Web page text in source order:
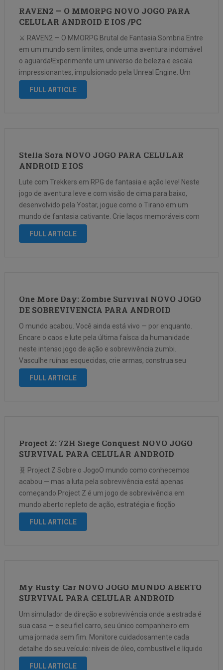
RAVEN2 — O MMORPG NOVO JOGO PARA
CELULAR ANDROID E IOS /PC
⚔️ RAVEN2 — O MMORPG Brutal de Fantasia Sombria Entre
em um mundo sem limites, onde uma aventura indomável
o aguarda!Experimente um universo de beleza e escala
impressionantes, impulsionado pela Unreal Engine. Um
conto brutal, onde escuridão e beleza coexistem…
FULL ARTICLE
Stella Sora NOVO JOGO PARA CELULAR
ANDROID E IOS
Lute com Trekkers em RPG de fantasia e ação leve! Neste
jogo de aventura leve e com visão de cima para baixo,
desenvolvido pela Yostar, jogue como o Tirano em um
mundo de fantasia cativante. Crie laços memoráveis ​​com
garotas encantadoras conhecidas como Trekkers, reúna
FULL ARTICLE
One More Day: Zombie Survival NOVO JOGO
DE SOBREVIVENCIA PARA ANDROID
O mundo acabou. Você ainda está vivo — por enquanto.
Encare o caos e lute pela última faísca da humanidade
neste intenso jogo de ação e sobrevivência zumbi.
Vasculhe ruínas esquecidas, crie armas, construa seu
abrigo e prepare-se para enfrentar hordas implacáveis de
FULL ARTICLE
Project Z: 72H Siege Conquest NOVO JOGO
SURVIVAL PARA CELULAR ANDROID
🧬 Project Z Sobre o JogoO mundo como conhecemos
acabou — mas a luta pela sobrevivência está apenas
começando.Project Z é um jogo de sobrevivência em
mundo aberto repleto de ação, estratégia e ficção
científica, onde cada decisão pode significar vida ou morte.
FULL ARTICLE
My Rusty Car NOVO JOGO MUNDO ABERTO
SURVIVAL PARA CELULAR ANDROID
Um simulador de direção e sobrevivência onde a estrada é
sua casa — e seu fiel carro, seu único companheiro em
uma jornada sem fim. Monitore cuidadosamente cada
detalhe do seu veículo: níveis de óleo, combustível e líquido
de arrefecimento podem ser a diferença entre seguir …
FULL ARTICLE